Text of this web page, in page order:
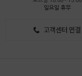
일요일 휴무